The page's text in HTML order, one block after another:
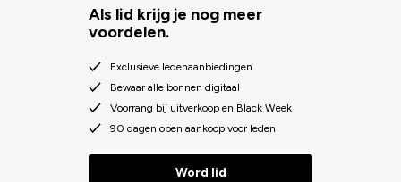
Als lid krijg je nog meer
voordelen.
Exclusieve ledenaanbiedingen
Bewaar alle bonnen digitaal
Voorrang bij uitverkoop en Black Week
90 dagen open aankoop voor leden
Word lid